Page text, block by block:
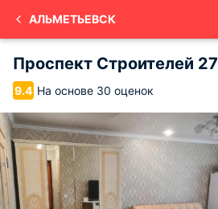
АЛЬМЕТЬЕВСК
Проспект Строителей 27
9.4 На основе 30 оценок